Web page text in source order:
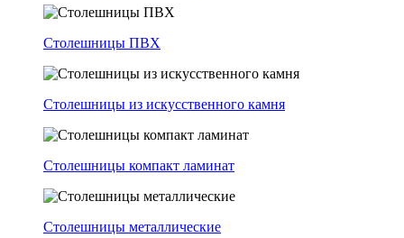
Столешницы ПВХ
Столешницы из искусственного камня
Столешницы компакт ламинат
Столешницы металлические